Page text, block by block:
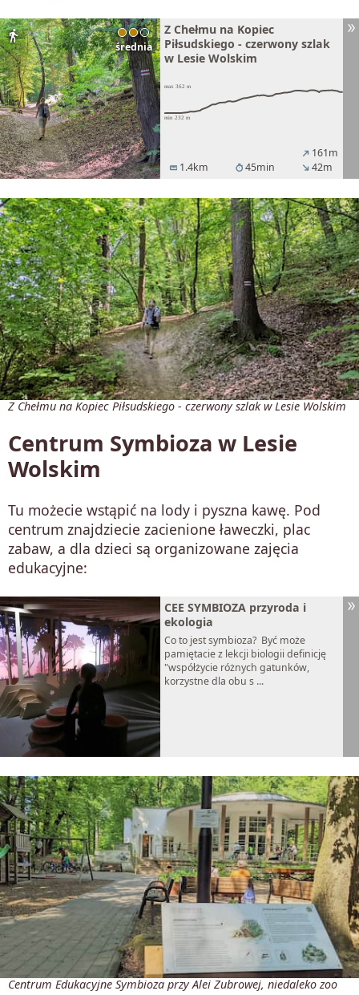
średnia
directions_walk
Z Chełmu na Kopiec
Piłsudskiego - czerwony szlak
w Lesie Wolskim
straighten 1.4km timer 45min
north_east 161m
south_east 42m
Z Chełmu na Kopiec Piłsudskiego - czerwony szlak w Lesie Wolskim
Centrum Symbioza w Lesie
Wolskim
Tu możecie wstąpić na lody i pyszna kawę. Pod
centrum znajdziecie zacienione ławeczki, plac
zabaw, a dla dzieci są organizowane zajęcia
edukacyjne:
CEE SYMBIOZA przyroda i
ekologia
Co to jest symbioza? Być może
pamiętacie z lekcji biologii definicję
"współżycie różnych gatunków,
korzystne dla obu s ...
Centrum Edukacyjne Symbioza przy Alei Żubrowej, niedaleko zoo